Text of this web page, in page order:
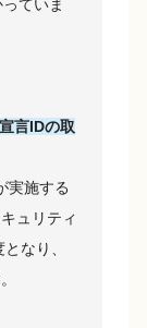
ていま
言IDの取
実施する
ュリティ
なり、